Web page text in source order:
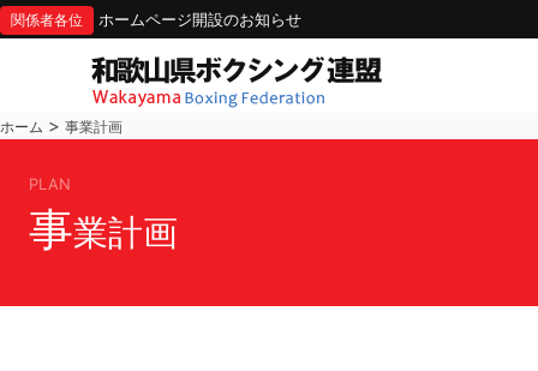
関係者各位 ホームページ開設のお知らせ
ホーム > 事業計画
PLAN
事業計画